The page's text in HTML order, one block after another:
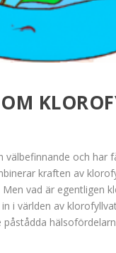
och har
kraften av
vad är egentligen
i världen av